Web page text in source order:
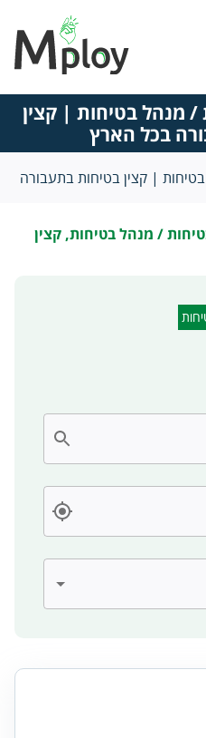
/ מנהל בטיחות | קצין
בכל הארץ
| קצין בטיחות בתעבורה
/ מנהל בטיחות, קצין